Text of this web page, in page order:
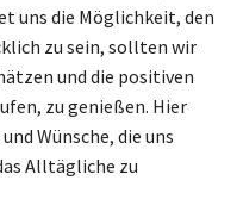
uns die Möglichkeit, den
zu sein, sollten wir
und die positiven
zu genießen. Hier
Wünsche, die uns
Alltägliche zu